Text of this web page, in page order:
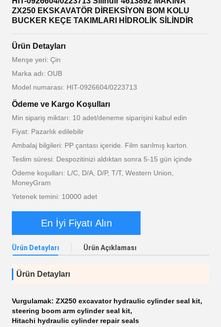
ZX250 EKSKAVATÖR DİREKSİYON BOM KOLU
BUCKER KEÇE TAKIMLARI HİDROLİK SİLİNDİR
Ürün Detayları
Menşe yeri: Çin
Marka adı: OUB
Model numarası: HIT-0926604/0223713
Ödeme ve Kargo Koşulları
Min sipariş miktarı: 10 adet/deneme siparişini kabul edin
Fiyat: Pazarlık edilebilir
Ambalaj bilgileri: PP çantası içeride. Film sarılmış karton.
Teslim süresi: Despozitinizi aldıktan sonra 5-15 gün içinde
Ödeme koşulları: L/C, D/A, D/P, T/T, Western Union,
MoneyGram
Yetenek temini: 10000 adet
En İyi Fiyatı Alın
Ürün Detayları Ürün Açıklaması
Ürün Detayları
Vurgulamak: ZX250 excavator hydraulic cylinder seal kit,
steering boom arm cylinder seal kit,
Hitachi hydraulic cylinder repair seals